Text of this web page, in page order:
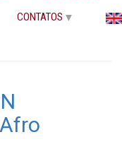
CONTATOS